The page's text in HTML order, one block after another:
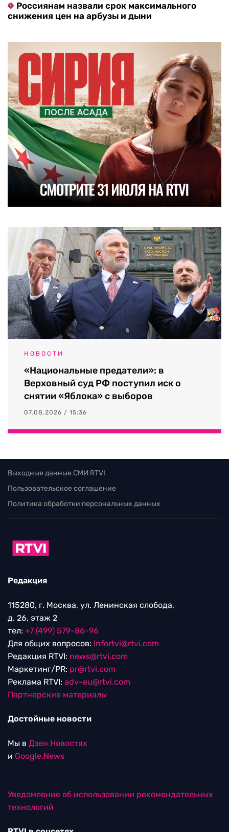
Россиянам назвали срок максимального
снижения цен на арбузы и дыни
НОВОСТИ
«Национальные предатели»: в
Верховный суд РФ поступил иск о
снятии «Яблока» с выборов
07.08.2026 / 15:36
Выходные данные СМИ RTVI
Пользовательское соглашение
Политика обработки персональных данных
Редакция
115280, г. Москва, ул. Ленинская слобода,
д. 26, этаж 2
тел: +7 (499) 579-86-96
Для общих вопросов: Infortvi@rtvi.com
Редакция RTVI: news@rtvi.com
Маркетинг/PR: pr@rtvi.com
Реклама RTVI: adv-eu@rtvi.com
Партнерские материалы
Достойные новости
Мы в Дзен.Новостях
и Google.News
Уведомление об использовании рекомендательных
технологий